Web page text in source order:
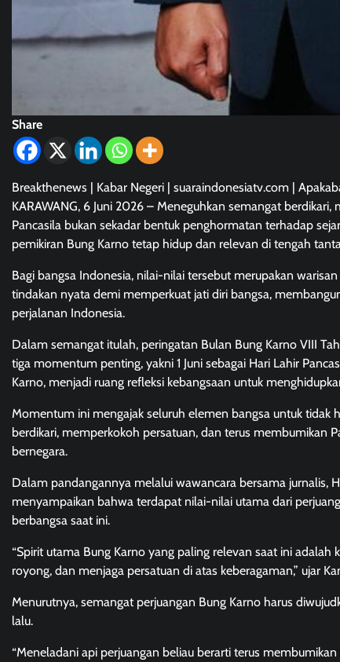
Share
Breakthenews | Kabar Negeri | suaraindonesiatv.com |
KARAWANG, 6 Juni 2026 – Meneguhkan semangat
Pancasila bukan sekadar bentuk penghormatan terhadap
pemikiran Bung Karno tetap hidup dan relevan di tengah
Bagi bangsa Indonesia, nilai-nilai tersebut merupakan
tindakan nyata demi memperkuat jati diri bangsa,
perjalanan Indonesia.
Dalam semangat itulah, peringatan Bulan Bung Karno VIII
tiga momentum penting, yakni 1 Juni sebagai Hari Lahir
Karno, menjadi ruang refleksi kebangsaan untuk
Momentum ini mengajak seluruh elemen bangsa untuk tidak
berdikari, memperkokoh persatuan, dan terus membumikan
bernegara.
Dalam pandangannya melalui wawancara bersama jurnalis,
menyampaikan bahwa terdapat nilai-nilai utama dari
berbangsa saat ini.
“Spirit utama Bung Karno yang paling relevan saat ini
royong, dan menjaga persatuan di atas keberagaman,” ujar
Menurutnya, semangat perjuangan Bung Karno harus
lalu.
“Meneladani api perjuangan beliau berarti terus